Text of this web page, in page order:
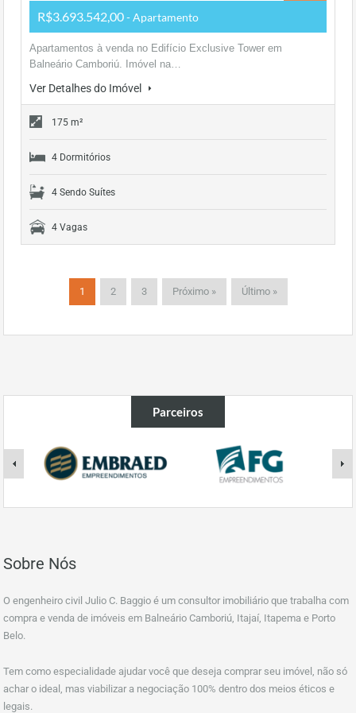
R$3.693.542,00- Apartamento
Apartamentos à venda no Edifício Exclusive Tower em
Balneário Camboriú. Imóvel na…
Ver Detalhes do Imóvel
175 m²
4 Dormitórios
4 Sendo Suítes
4 Vagas
1 2 3 Próximo » Último »
Parceiros
Sobre Nós
O engenheiro civil Julio C. Baggio é um consultor imobiliário que trabalha com
compra e venda de imóveis em Balneário Camboriú, Itajaí, Itapema e Porto
Belo.
Tem como especialidade ajudar você que deseja comprar seu imóvel, não só
achar o ideal, mas viabilizar a negociação 100% dentro dos meios éticos e
legais.